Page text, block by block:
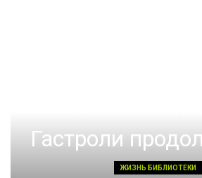
Гастроли
ЖИЗНЬ БИБЛИОТЕКИ